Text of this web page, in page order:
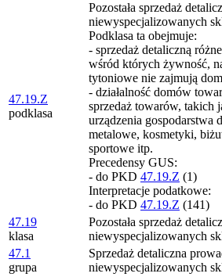
47.19.Z
podklasa
Pozostała sprzedaż
niewyspecjalizowanych
Podklasa ta obejmuje:
- sprzedaż detaliczną
wśród których żywność,
tytoniowe nie zajmują
- działalność domów
sprzedaż towarów, takich
urządzenia gospodarstwa
metalowe, kosmetyki,
sportowe itp.
Precedensy GUS:
- do PKD 47.19.Z (1)
Interpretacje podatkowe:
- do PKD 47.19.Z (141)
47.19
klasa
Pozostała sprzedaż
niewyspecjalizowanych
47.1
grupa
Sprzedaż detaliczna
niewyspecjalizowanych